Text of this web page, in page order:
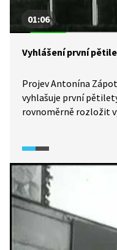
01:06
Vyhlášení první
Projev Antonína
vyhlašuje první
rovnoměrně rozložit